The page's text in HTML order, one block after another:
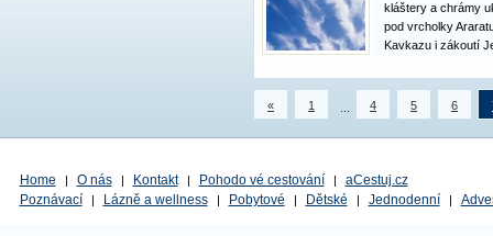
kláštery a chrámy
pod vrcholky
Kavkazu i zákoutí
Ochutnáte skvělé
upečete si
« 1 4 5 6
Home | O nás | Kontakt | Pohodo vé cestování |
aCestuj.cz
Poznávací
| Lázně a wellness | Pobytové | Dětské | Jednodenní |